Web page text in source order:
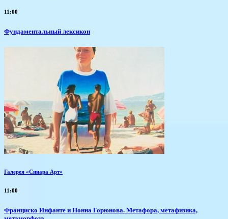
11:00
Фундаментальный лексикон
Галерея «Синара Арт»
11:00
Франциско Инфанте и Нонна Горюнова. Метафора, метафизика,